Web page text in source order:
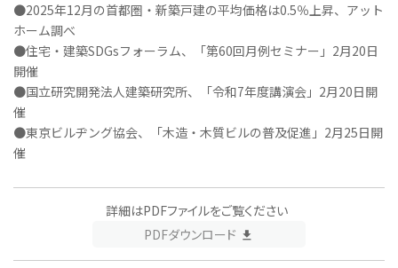
●2025年12月の首都圏・新築戸建の平均価格は0.5％上昇、アット
ホーム調べ
●住宅・建築SDGsフォーラム、「第60回月例セミナー」2月20日
開催
●国立研究開発法人建築研究所、「令和7年度講演会」2月20日開
催
●東京ビルヂング協会、「木造・木質ビルの普及促進」2月25日開
催
詳細はPDFファイルをご覧ください
PDFダウンロード